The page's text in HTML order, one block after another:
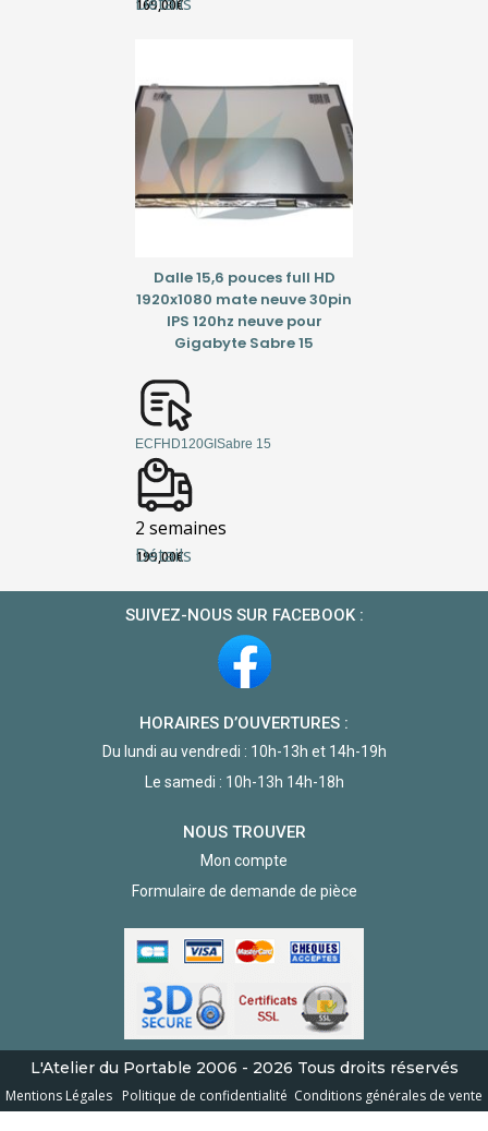
169,00€
Détails
Dalle 15,6 pouces full HD
1920x1080 mate neuve 30pin
IPS 120hz neuve pour
Gigabyte Sabre 15
ECFHD120GISabre 15
2 semaines
199,00€
SUIVEZ-NOUS SUR FACEBOOK :
HORAIRES D’OUVERTURES :
Du lundi au vendredi : 10h-13h et 14h-19h
Le samedi : 10h-13h 14h-18h
NOUS TROUVER
Mon compte
Formulaire de demande de pièce
L'Atelier du Portable 2006 - 2026 Tous droits réservés
Mentions Légales Politique de confidentialité Conditions générales de vente